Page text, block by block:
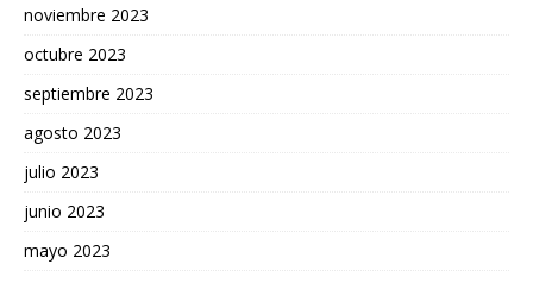
noviembre 2023
octubre 2023
septiembre 2023
agosto 2023
julio 2023
junio 2023
mayo 2023